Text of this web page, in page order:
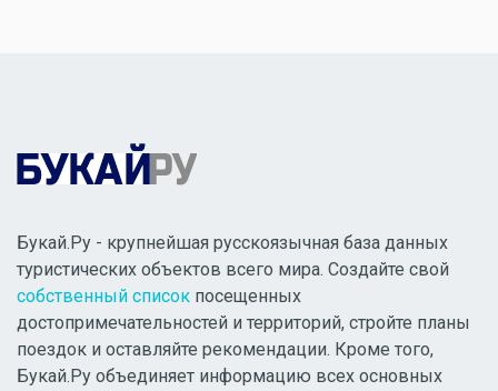
Букай.Ру - крупнейшая русскоязычная база данных
туристических объектов всего мира. Создайте свой
собственный список посещенных
достопримечательностей и территорий, стройте планы
поездок и оставляйте рекомендации. Кроме того,
Букай.Ру объединяет информацию всех основных